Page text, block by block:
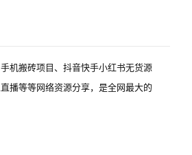
机搬砖项目、抖音快手小红书无货源
播等等网络资源分享，是全网最大的